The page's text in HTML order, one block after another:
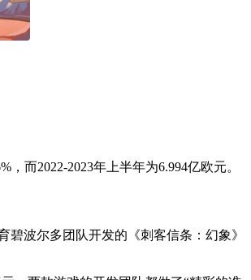
而2022-2023年上半年为6.994亿欧元。
波尔多团队开发的《刺客信条：幻象》